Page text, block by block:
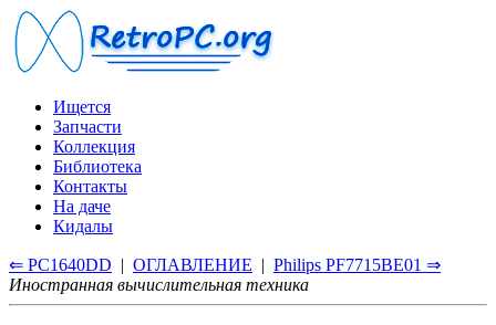
Ищется
Запчасти
Коллекция
Библиотека
Контакты
На даче
Кидалы
⇐ PC1640DD | ОГЛАВЛЕНИЕ | Philips PF7715BE01 ⇒
Иностранная вычислительная техника